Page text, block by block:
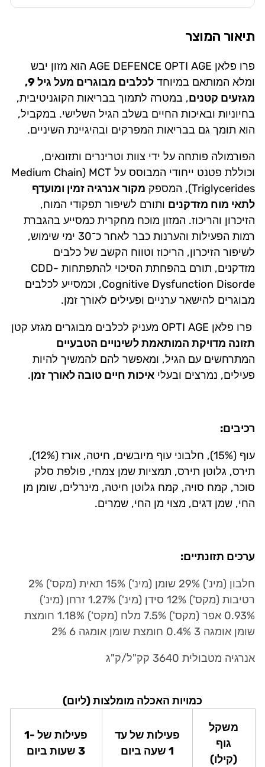
תיאור המוצר
פרו פלאן AGE DEFENCE OPTI AGE הוא מזון יבש
ומלא המותאם במיוחד
לכלבים מבוגרים מעל גיל 9,
מגזעים קטנים, במטרה לתמוך בבריאות הקוגניטיבית,
בחיוניות ובאיכות החיים בשלב הגיל השלישי. במקביל,
הוא תומך גם בבריאות המפרקים ובהיגיינת השיניים.
הפורמולה פותחה על ידי צוות וטרינרים ותזונאים,
וכוללת פטנט ייחודי המבוסס על MCT ‏(Medium Chain
Triglycerides), המספק
מקור אנרגיה זמין ומועדף
לתאי מוח מזדקנים ותורם לשיפור תפקודי המוח,
הזיכרון והריכוז. המזון מוכח מחקרית כמסייע בהגברת
רמות הפעילות והערנות כבר לאחר כ־30 ימי שימוש,
לשיפור הזיכרון, הריכוז וטווח הקשב של כלבים
מזדקנים, תורם בהפחתת הסיכוי להתפתחות CDD-
Cognitive Dysfunction Disorde, וכמסייע לכלבים
מבוגרים להישאר ערניים ופעילים לאורך זמן.
פרו פלאן OPTI AGE מעניק לכלבים מבוגרים מגזע קטן
תזונה מדויקת המותאמת לשינויים הטבעיים
המתרחשים עם הגיל, ומאפשר להם להמשיך להיות
פעילים, נמרצים ובעליאיכות חיים טובה לאורך זמן.
רכיבים:
עוף (15%), חלבוני עוף מיובשים, חיטה, אורז (12%),
תירס, גלוטן תירס, תמציות שמן צמחי, פולפת סלק
סוכר, קמח סויה, קמח גלוטן חיטה, מינרלים, שומן מן
החי, שמן דגים, מצוי מן החי, שמרים.
ערכים תזונתיים:
חלבון (מינ') 29% שומן (מינ') 15% תאית (מקס') 2%
רטיבות (מקס') 12% סידן (מינ') 1.27% זרחן (מינ')
0.93% אפר (מקס') 7.5% מלח (מקס') 1.18% חומצת
שומן אומגה 3 0.4% חומצת שומן אומגה 6 2%
אנרגיה מטבולית 3640 קק"ל/ק"ג
כמויות האכלה מומלצות (ליום)
משקל
גוף
(קילו)
פעילות של עד
1 שעה ביום
פעילות של 1-
3 שעות ביום